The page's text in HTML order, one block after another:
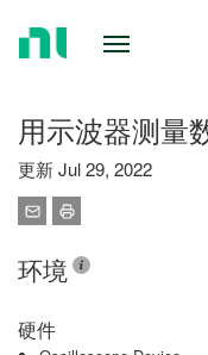
用示波器测量
更新 Jul 29, 2022
环境
硬件